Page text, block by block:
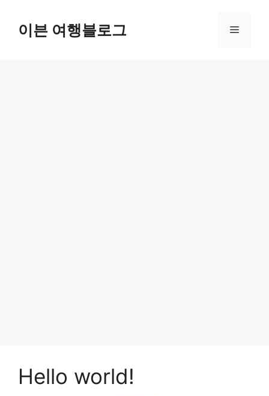
이븐 여행블로그 메
Hello world!